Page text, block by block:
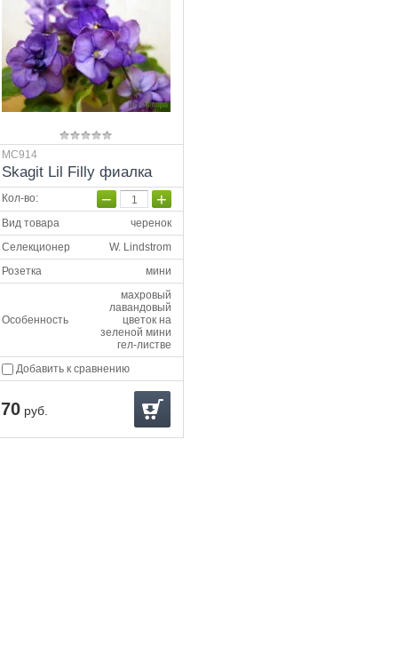
МС914
Skagit Lil Filly фиалка
Кол-во: − +
Вид товара
черенок
Селекционер
W. Lindstrom
Розетка
мини
Особенность
махровый
лавандовый
цветок на
зеленой мини
гел-листве
Добавить к сравнению
70 руб.